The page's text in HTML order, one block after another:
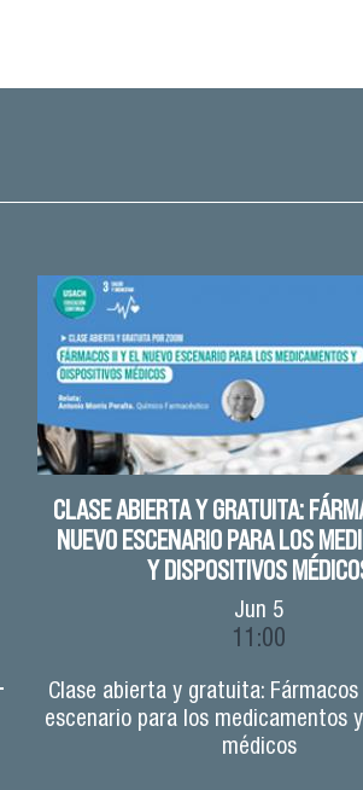
CLASE ABIERTA Y GRATUITA:
NUEVO ESCENARIO PARA LOS
Y DISPOSITIVOS
Jun 5
11:00
Clase abierta y gratuita: Fármacos
escenario para los medicamentos
médicos